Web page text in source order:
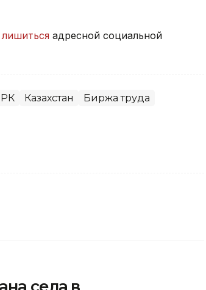
лишиться адресной социальной
Казахстан
Биржа труда